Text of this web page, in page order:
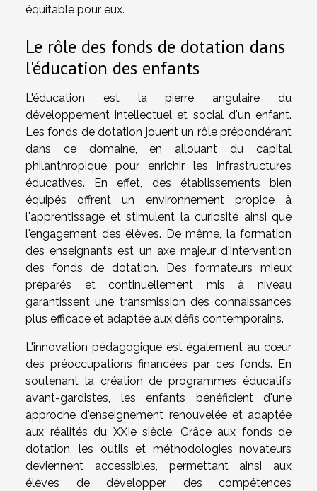
équitable pour eux.
Le rôle des fonds de dotation dans
l'éducation des enfants
L'éducation est la pierre angulaire du
développement intellectuel et social d'un enfant.
Les fonds de dotation jouent un rôle prépondérant
dans ce domaine, en allouant du capital
philanthropique pour enrichir les infrastructures
éducatives. En effet, des établissements bien
équipés offrent un environnement propice à
l'apprentissage et stimulent la curiosité ainsi que
l'engagement des élèves. De même, la formation
des enseignants est un axe majeur d'intervention
des fonds de dotation. Des formateurs mieux
préparés et continuellement mis à niveau
garantissent une transmission des connaissances
plus efficace et adaptée aux défis contemporains.
L'innovation pédagogique est également au cœur
des préoccupations financées par ces fonds. En
soutenant la création de programmes éducatifs
avant-gardistes, les enfants bénéficient d'une
approche d'enseignement renouvelée et adaptée
aux réalités du XXIe siècle. Grâce aux fonds de
dotation, les outils et méthodologies novateurs
deviennent accessibles, permettant ainsi aux
élèves de développer des compétences